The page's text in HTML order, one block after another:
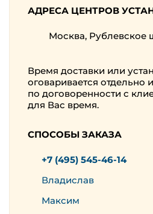
АДРЕСА ЦЕНТРОВ
Москва, Рублевское
Время доставки или
оговаривается отдельно
по договоренности с
для Вас время.
СПОСОБЫ ЗАКАЗА
+7 (495) 545-46-14
Владислав
Максим